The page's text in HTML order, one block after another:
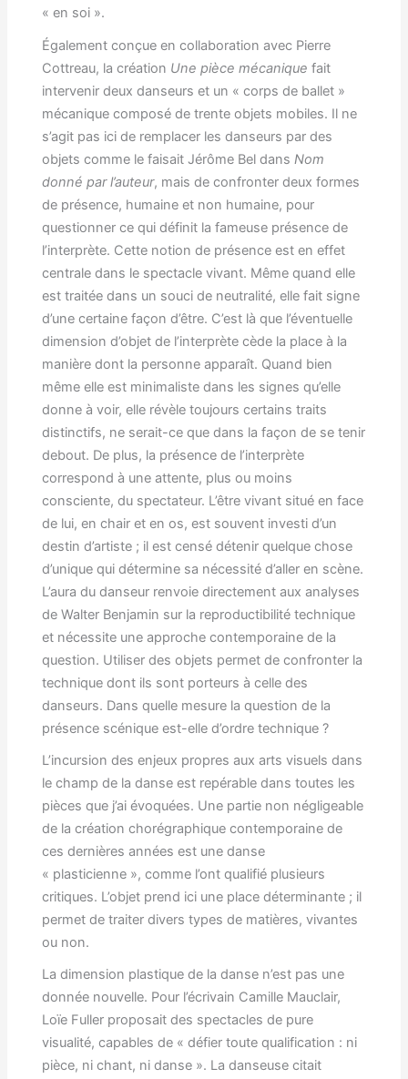
« en soi ».
Également conçue en collaboration avec Pierre
Cottreau, la création Une pièce mécanique fait
intervenir deux danseurs et un « corps de ballet »
mécanique composé de trente objets mobiles. Il ne
s’agit pas ici de remplacer les danseurs par des
objets comme le faisait Jérôme Bel dans Nom
donné par l’auteur, mais de confronter deux formes
de présence, humaine et non humaine, pour
questionner ce qui définit la fameuse présence de
l’interprète. Cette notion de présence est en effet
centrale dans le spectacle vivant. Même quand elle
est traitée dans un souci de neutralité, elle fait signe
d’une certaine façon d’être. C’est là que l’éventuelle
dimension d’objet de l’interprète cède la place à la
manière dont la personne apparaît. Quand bien
même elle est minimaliste dans les signes qu’elle
donne à voir, elle révèle toujours certains traits
distinctifs, ne serait-ce que dans la façon de se tenir
debout. De plus, la présence de l’interprète
correspond à une attente, plus ou moins
consciente, du spectateur. L’être vivant situé en face
de lui, en chair et en os, est souvent investi d’un
destin d’artiste ; il est censé détenir quelque chose
d’unique qui détermine sa nécessité d’aller en scène.
L’aura du danseur renvoie directement aux analyses
de Walter Benjamin sur la reproductibilité technique
et nécessite une approche contemporaine de la
question. Utiliser des objets permet de confronter la
technique dont ils sont porteurs à celle des
danseurs. Dans quelle mesure la question de la
présence scénique est-elle d’ordre technique ?
L’incursion des enjeux propres aux arts visuels dans
le champ de la danse est repérable dans toutes les
pièces que j’ai évoquées. Une partie non négligeable
de la création chorégraphique contemporaine de
ces dernières années est une danse
« plasticienne », comme l’ont qualifié plusieurs
critiques. L’objet prend ici une place déterminante ; il
permet de traiter divers types de matières, vivantes
ou non.
La dimension plastique de la danse n’est pas une
donnée nouvelle. Pour l’écrivain Camille Mauclair,
Loïe Fuller proposait des spectacles de pure
visualité, capables de « défier toute qualification : ni
pièce, ni chant, ni danse ». La danseuse citait